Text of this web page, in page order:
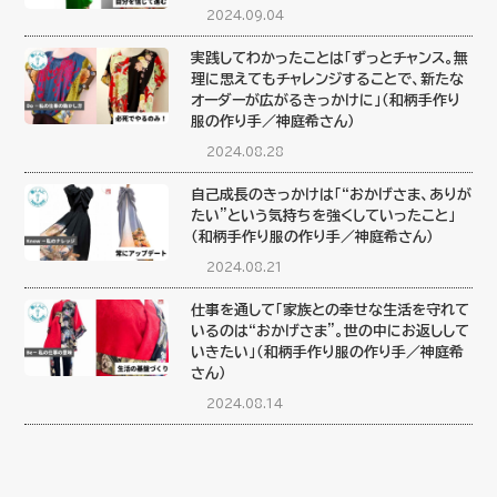
2024.09.04
実践してわかったことは「ずっとチャンス。無
理に思えてもチャレンジすることで、新たな
オーダーが広がるきっかけに」（和柄手作り
服の作り手／神庭希さん）
2024.08.28
自己成長のきっかけは「“おかげさま、ありが
たい”という気持ちを強くしていったこと」
（和柄手作り服の作り手／神庭希さん）
2024.08.21
仕事を通して「家族との幸せな生活を守れて
いるのは“おかげさま”。世の中にお返しして
いきたい」（和柄手作り服の作り手／神庭希
さん）
2024.08.14